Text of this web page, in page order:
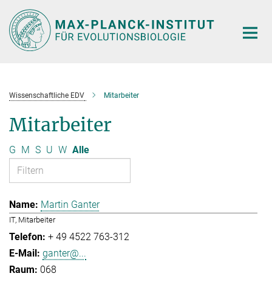
Hauptinhalt
Wissenschaftliche EDV Mitarbeiter
Mitarbeiter
G M S U W Alle
Martin Ganter
IT, Mitarbeiter
+ 49 4522 763-312
ganter@...
068